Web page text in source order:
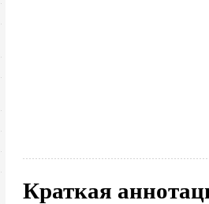
Краткая